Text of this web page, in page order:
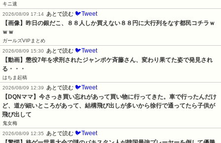
キニ速
2026/08/09 17:14 あとで読む 🐦Tweet
【画像】昨日の銀だこ、８８人しか買えない８８円に大行列をなす都民コチラｗ
ｗｗ
ガールズVIPまとめ
2026/08/09 15:30
あとで読む 🐦Tweet
【動画】懲役7年を求刑されたジャンポケ斉藤さん、変わり果てた姿で発見され
る・・・
はちま起稿
2026/08/09 12:39
あとで読む 🐦Tweet
【DQNママ】今さっき買い忘れがあって買い物に行ってきた。車で行ったんだけ
ど、道が細いところがあって、結構飛び出しが多いから徐行で通ってたら子供が
飛び出して
鬼女梅
2026/08/09 12:35
あとで読む 🐦Tweet